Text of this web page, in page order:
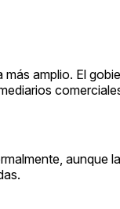
amplio. El
aunque